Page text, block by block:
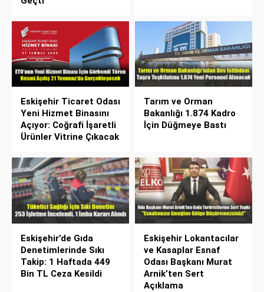
Eskişehir Ticaret Odası
Yeni Hizmet Binasını
Açıyor: Coğrafi İşaretli
Ürünler Vitrine Çıkacak
Tarım ve Orman
Bakanlığı 1.874 Kadro
İçin Düğmeye Bastı
Eskişehir’de Gıda
Denetimlerinde Sıkı
Takip: 1 Haftada 449
Bin TL Ceza Kesildi
Eskişehir Lokantacılar
ve Kasaplar Esnaf
Odası Başkanı Murat
Arnik’ten Sert
Açıklama